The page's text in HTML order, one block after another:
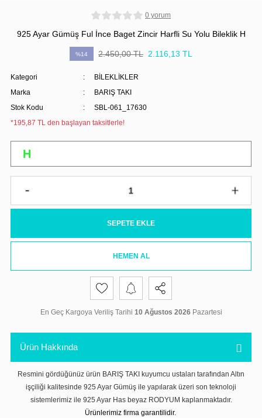
0 yorum
925 Ayar Gümüş Ful İnce Baget Zincir Harfli Su Yolu Bileklik H
%14 2.450,00 TL 2.116,13 TL
Kategori
BİLEKLİKLER
Marka
BARIŞ TAKI
Stok Kodu
SBL-061_17630
*195,87 TL den başlayan taksitlerle!
SEPETE EKLE
HEMEN AL
En Geç Kargoya Veriliş Tarihi 10 Ağustos 2026Pazartesi
Ürün Hakkında
Resmini gördüğünüz ürün BARIŞ TAKI kuyumcu ustaları tarafından Altın
işçiliği kalitesinde 925 Ayar Gümüş ile yapılarak üzeri son teknoloji
sistemlerimiz ile 925 Ayar Has beyaz RODYUM kaplanmaktadır.
Ürünlerimiz firma garantilidir.